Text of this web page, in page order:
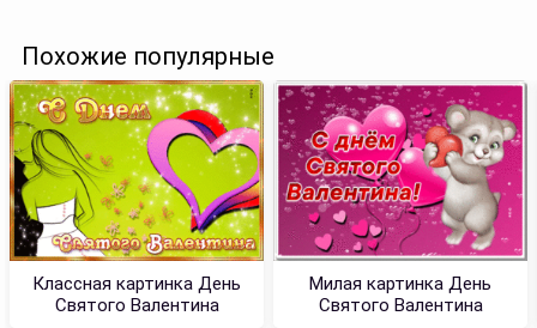
Похожие популярные
Классная картинка День
Святого Валентина
Милая картинка День
Святого Валентина